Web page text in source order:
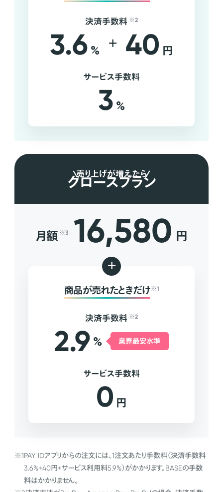
決済手数料 ※2
3.6 % + 40 円
サービス手数料
3 %
売り上げが増えたら
グロースプラン
月額 ※3 16,580 円
+
商品が売れたときだけ ※1
決済手数料 ※2
2.9 % 業界最安水準
サービス手数料
0 円
※1PAY IDアプリからの注文には、1注文あたり手数料（決済手数料
3.6%+40円+サービス利用料5.9%）がかかります。BASEの手数
料はかかりません。